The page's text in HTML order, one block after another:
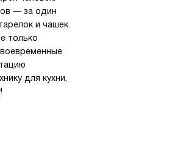
— за один
и чашек.
только
для кухни,